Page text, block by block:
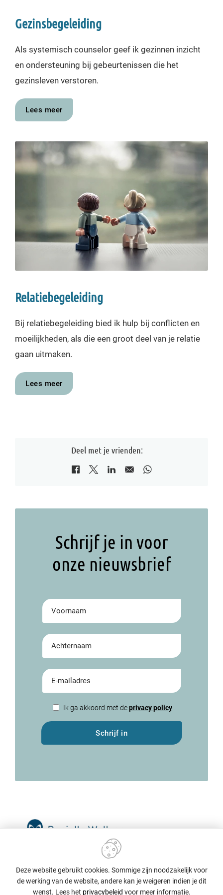
Gezinsbegeleiding
Als systemisch counselor geef ik gezinnen inzicht
en ondersteuning bij gebeurtenissen die het
gezinsleven verstoren.
Lees meer
Relatiebegeleiding
Bij relatiebegeleiding bied ik hulp bij conflicten en
moeilijkheden, als die een groot deel van je relatie
gaan uitmaken.
Lees meer
Deel met je vrienden:
Schrijf je in voor
onze nieuwsbrief
Ik ga akkoord met deprivacy policy
Schrijf in
Daniella Wellens Systemisch Counselor
Individuele, partnerrelatie en
gezinstherapie
Deze website gebruikt cookies. Sommige zijn noodzakelijk voor
de werking van de website, andere kan je weigeren indien je dit
wenst. Lees het privacybeleid voor meer informatie.